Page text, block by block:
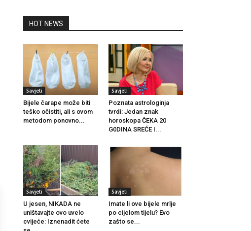
HOT NEWS
Savjeti
Bijele čarape može biti
teško očistiti, ali s ovom
metodom ponovno...
Savjeti
Poznata astrologinja
tvrdi: Jedan znak
horoskopa ČEKA 20
G0DINA SREĆE I...
Savjeti
U jesen, NIKADA ne
uništavajte ovo uvelo
cvijeće: Iznenadit ćete
Savjeti
Imate li ove bijele mrlje
po cijelom tijelu? Evo
zašto se...